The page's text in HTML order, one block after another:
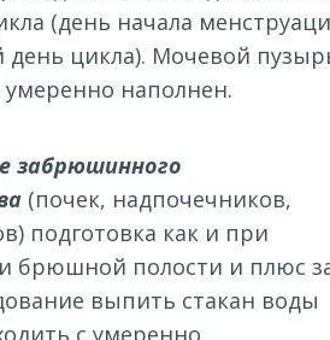
(день начала
день цикла). Мочевой
наполнен.
забрюшинного
(почек, надпочечников,
подготовка как и при
брюшной полости и плюс
выпить стакан воды
с умеренно